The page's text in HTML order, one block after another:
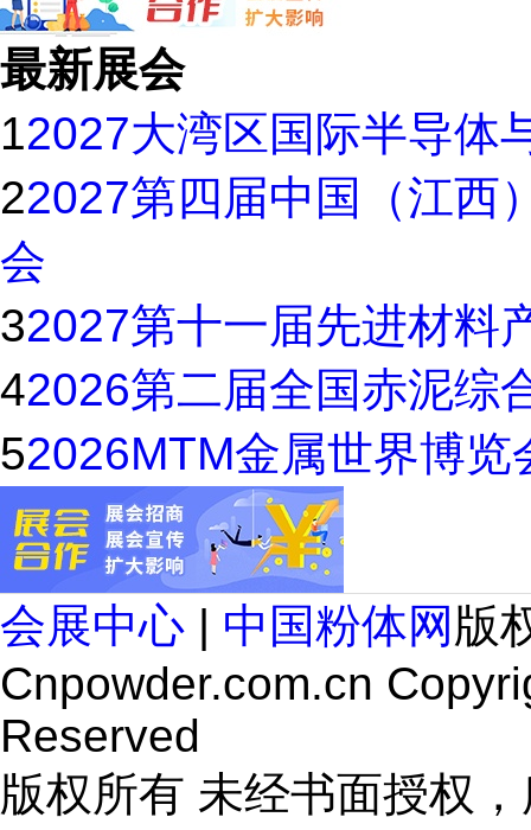
最新展会
12027大湾区国际半导体
22027第四届中国（江西
会
32027第十一届先进材料
42026第二届全国赤泥综
52026MTM金属世界博览
会展中心 | 中国粉体网 版
Cnpowder.com.cn
Reserved
版权所有 未经书面授权